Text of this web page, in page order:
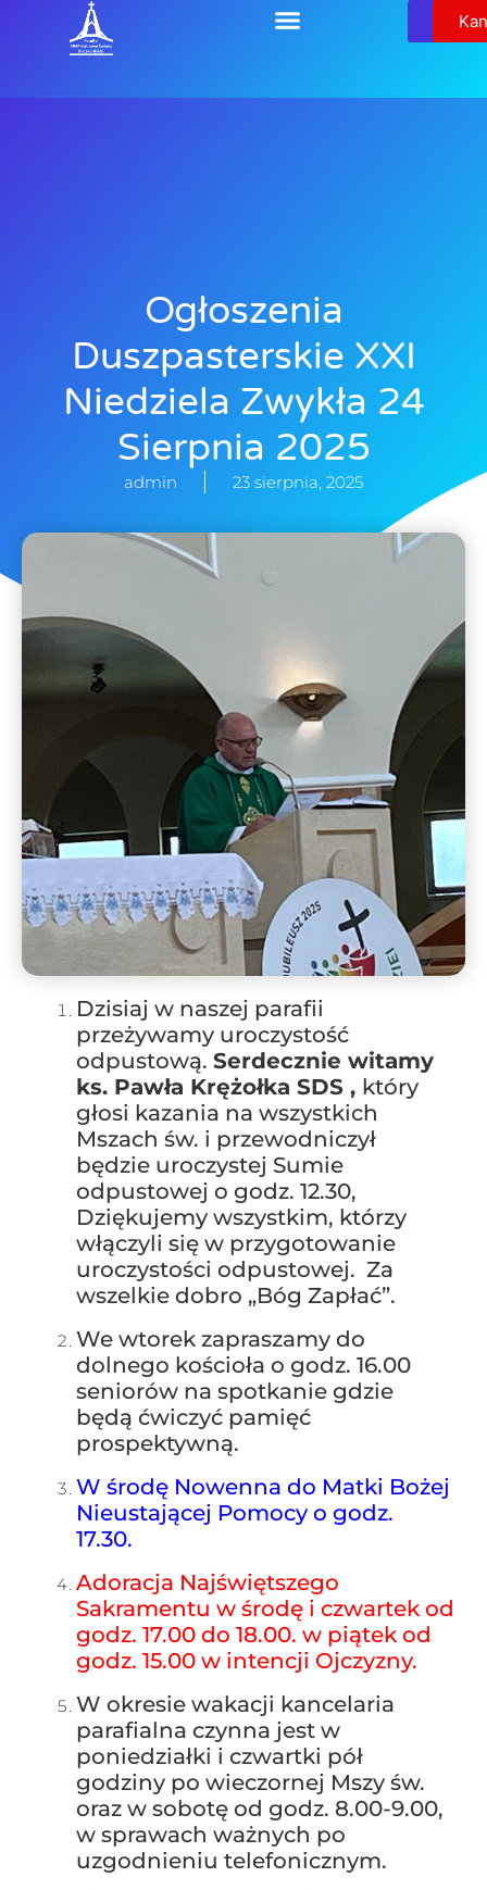
Ogłoszenia
Duszpasterskie XXI
Niedziela Zwykła 24
Sierpnia 2025
admin 23 sierpnia, 2025
Dzisiaj w naszej parafii
przeżywamy uroczystość
odpustową. Serdecznie witamy
ks. Pawła Krężołka SDS , który
głosi kazania na wszystkich
Mszach św. i przewodniczył
będzie uroczystej Sumie
odpustowej o godz. 12.30,
Dziękujemy wszystkim, którzy
włączyli się w przygotowanie
uroczystości odpustowej. Za
wszelkie dobro „Bóg Zapłać”.
We wtorek zapraszamy do
dolnego kościoła o godz. 16.00
seniorów na spotkanie gdzie
będą ćwiczyć pamięć
prospektywną.
W środę Nowenna do Matki Bożej
Nieustającej Pomocy o godz.
17.30.
Adoracja Najświętszego
Sakramentu w środę i czwartek od
godz. 17.00 do 18.00. w piątek od
godz. 15.00 w intencji Ojczyzny.
W okresie wakacji kancelaria
parafialna czynna jest w
poniedziałki i czwartki pół
godziny po wieczornej Mszy św.
oraz w sobotę od godz. 8.00-9.00,
w sprawach ważnych po
uzgodnieniu telefonicznym.